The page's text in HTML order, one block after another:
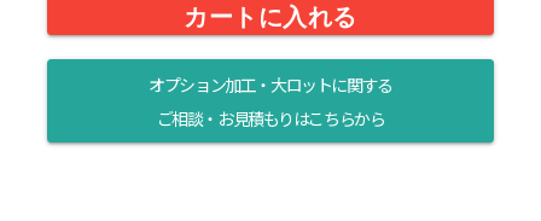
カートに入れる
オプション加工・大ロットに関する
ご相談・お見積もりはこちらから